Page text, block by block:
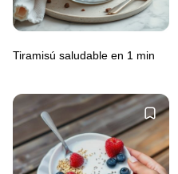
Tiramisú saludable en 1 min